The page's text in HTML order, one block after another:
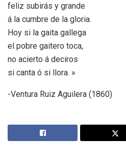
feliz subirás y grande
á la cumbre de la gloria.
Hoy si la gaita gallega
el pobre gaitero toca,
no acierto á deciros
si canta ó si llora. »
-Ventura Ruiz Aguilera (1860)